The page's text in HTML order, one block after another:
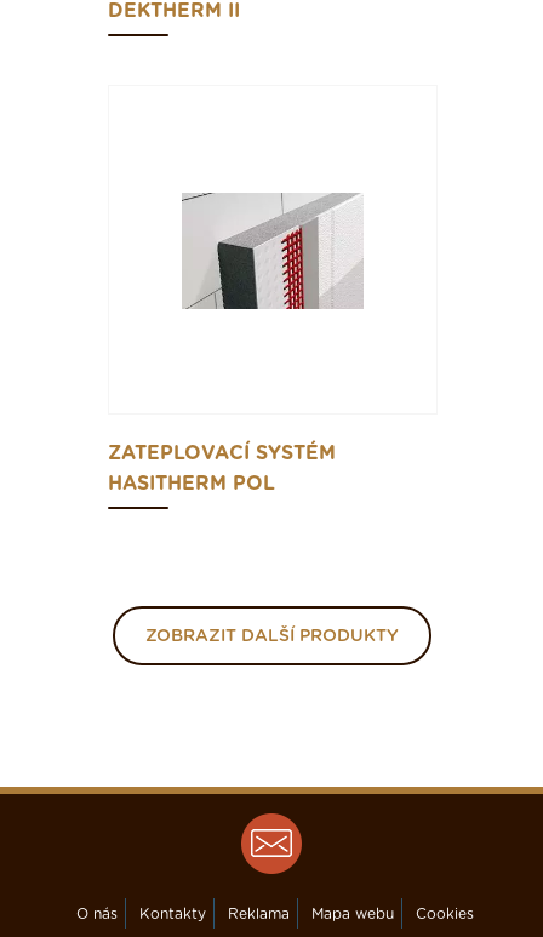
DEKTHERM II
ZATEPLOVACÍ SYSTÉM
HASITHERM POL
ZOBRAZIT DALŠÍ PRODUKTY
O nás Kontakty Reklama Mapa webu Cookies